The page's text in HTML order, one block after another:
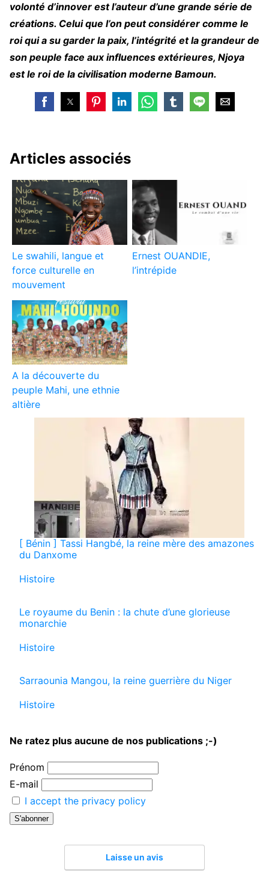
volonté d’innover est l’auteur d’une grande série de
créations. Celui que l’on peut considérer comme le
roi qui a su garder la paix, l’intégrité et la grandeur de
son peuple face aux influences extérieures, Njoya
est le roi de la civilisation moderne Bamoun.
Articles associés
Le swahili, langue et
force culturelle en
mouvement
Ernest OUANDIE,
l’intrépide
A la découverte du
peuple Mahi, une ethnie
altière
[ Bénin ] Tassi Hangbé, la reine mère des amazones
du Danxome
Par rapport à
Histoire
Le royaume du Benin : la chute d’une glorieuse
monarchie
Par rapport à
Histoire
Sarraounia Mangou, la reine guerrière du Niger
Par rapport à
Histoire
Ne ratez plus aucune de nos publications ;-)
Prénom
E-mail
I accept the privacy policy
Laisse un avis